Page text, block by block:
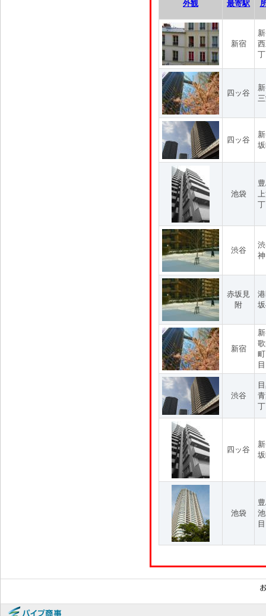
外観 最寄駅
新宿
四ッ谷
四ッ谷
池袋
渋谷
赤坂見
附
新宿
目
渋谷
四ッ谷
池袋
目